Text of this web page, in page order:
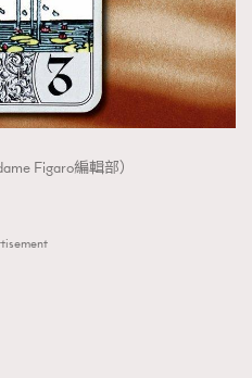
Figaro編輯部）